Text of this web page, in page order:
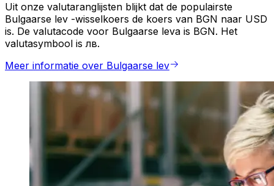
Uit onze valutaranglijsten blijkt dat de populairste
Bulgaarse lev -wisselkoers de koers van BGN naar USD
is. De valutacode voor Bulgaarse leva is BGN. Het
valutasymbool is лв.
Meer informatie over Bulgaarse lev